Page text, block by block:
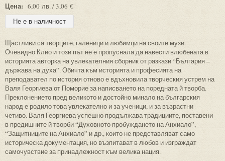
Цена: 6,00 лв. / 3,06 €
Щастливи са творците, галеници и любимци на своите музи.
Очевидно Клио и този път не е пропуснала да навести влюбената в
историята авторка на увлекателния сборник от разкази “България –
държава на духа”. Обичта към историята и професията на
преподавател по история отново е вдъхновила творческия устрем на
Валя Георгиева от Поморие за написването на поредната й творба.
Преклонението пред великото и достойно минало на българския
народ е родило това увлекателно и за ученици, и за възрастни
четиво. Валя Георгиева успешно продължава традициите, поставени
в предишните й творби “Духовното пробуждането на Анхиало”,
“Защитниците на Анхиало” и др., които не представляват само
историческа документация, но възпитават в любов и изграждат
самочувствие за принадлежност към велика нация.